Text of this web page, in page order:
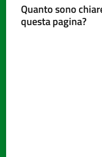
Quanto sono
questa pagina?